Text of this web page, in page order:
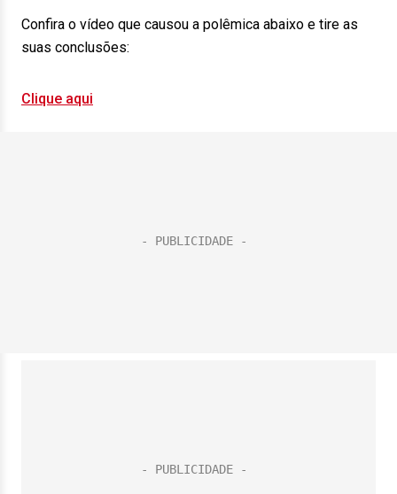
Confira o vídeo que causou a polêmica abaixo e tire as
suas conclusões:
Clique aqui